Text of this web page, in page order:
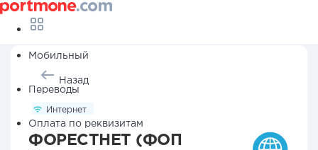
Мобильный
Переводы
Оплата по реквизитам
Назад
Интернет
ФОРЕСТНЕТ (ФОП